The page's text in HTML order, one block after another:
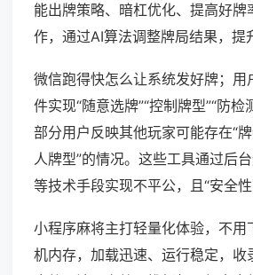
能出牌策略、暗杠优化、提高好牌
作，通过AI算法调整牌局结果，提
微信跑得快怎么让系统发好牌；用
件实现“随意选牌”“控制牌型”“防检
部分用户反映其他玩家可能存在“
人牌型”的情况。这些工具通过后
等技术手段实现不平公，且“安全性
小程序麻将主打轻量化体验，不用
机内存，加载迅速、运行稳定，收